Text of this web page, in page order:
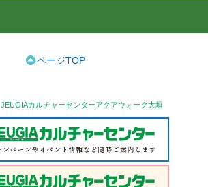
ページTOP
JEUGIAカルチャーセンターアクアウォーク大垣